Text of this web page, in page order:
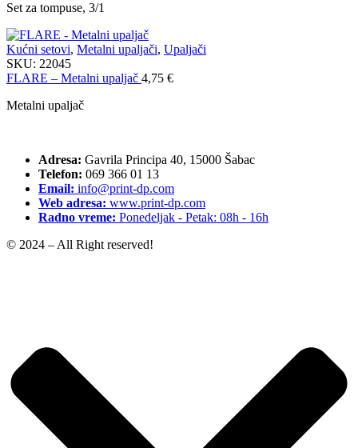
Set za tompuse, 3/1
Kućni setovi, Metalni upaljači, Upaljači
SKU: 22045
FLARE – Metalni upaljač 4,75 €
Metalni upaljač
Adresa: Gavrila Principa 40, 15000 Šabac
Telefon: 069 366 01 13
Email: info@print-dp.com
Web adresa: www.print-dp.com
Radno vreme: Ponedeljak - Petak: 08h - 16h
© 2024 – All Right reserved!